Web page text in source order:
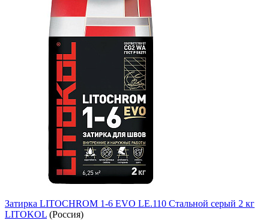
Затирка LITOCHROM 1-6 EVO LE.110 Стальной серый 2 кг
LITOKOL (Россия)